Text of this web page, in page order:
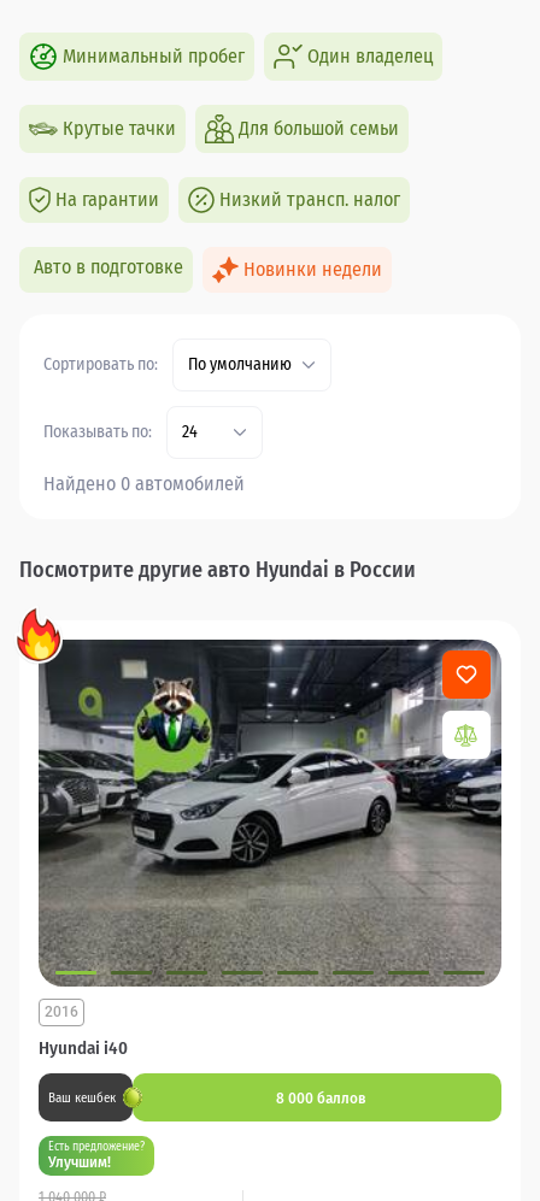
Минимальный пробег Один владелец
Крутые тачки Для большой семьи
На гарантии Низкий трансп. налог
Авто в подготовке Новинки недели
Сортировать по: По умолчанию
Показывать по: 24
Найдено 0 автомобилей
Посмотрите другие авто Hyundai в России
Hyundai i40
2016
Ваш кешбек 8 000 баллов
Есть предложение?
Улучшим!
1 040 000 ₽